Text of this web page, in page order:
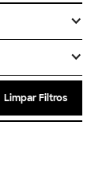
Limpar Filtros